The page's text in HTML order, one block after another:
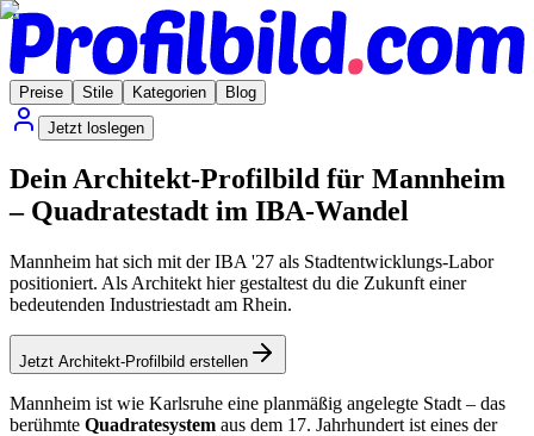
Preise Stile Kategorien
Blog
Jetzt loslegen
Dein Architekt-Profilbild für Mannheim
– Quadratestadt im IBA-Wandel
Mannheim hat sich mit der IBA '27 als Stadtentwicklungs-Labor
positioniert. Als Architekt hier gestaltest du die Zukunft einer
bedeutenden Industriestadt am Rhein.
Jetzt Architekt-Profilbild erstellen
Mannheim ist wie Karlsruhe eine planmäßig angelegte Stadt – das
berühmte Quadratesystem aus dem 17. Jahrhundert ist eines der